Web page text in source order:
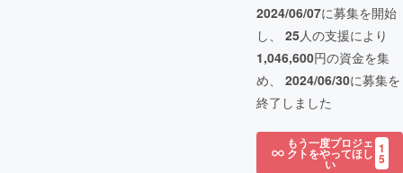
2024/06/07に募集を開始
し、 25人の支援により
1,046,600円の資金を集
め、 2024/06/30に募集を
終了しました
もう一度プロジェ
クトをやってほし
い
1
5